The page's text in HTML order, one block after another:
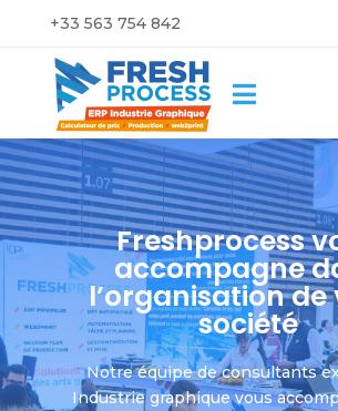
+33 563 754 842

Freshprocess
accompagne
l’organisation de
société
Notre équipe de consultants
Industrie graphique vous